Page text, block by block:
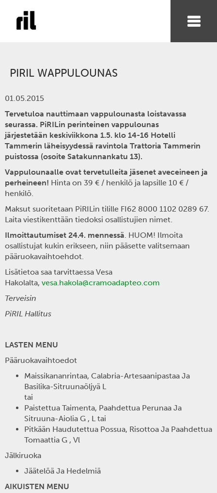
PIRIL WAPPULOUNAS
01.05.2015
Tervetuloa nauttimaan vappulounasta loistavassa
seurassa. PiRILin perinteinen vappulounas
järjestetään keskiviikkona 1.5. klo 14-16 Hotelli
Tammerin läheisyydessä ravintola Trattoria Tammerin
puistossa (osoite Satakunnankatu 13).
Vappulounaalle ovat tervetulleita jäsenet aveceineen ja
perheineen! Hinta on 39 € / henkilö ja lapsille 10 € /
henkilö.
Maksut suoritetaan PiRILin tilille FI62 8000 1102 0289 67.
Laita viestikenttään tiedoksi osallistujien nimet.
Ilmoittautumiset 24.4. mennessä. HUOM! Ilmoita
osallistujat kukin erikseen, niin pääsette valitsemaan
pääruokavaihtoehdot.
Lisätietoa saa tarvittaessa Vesa
Hakolalta, vesa.hakola@cramoadapteo.com
Terveisin
PiRIL Hallitus
LASTEN MENU
Pääruokavaihtoedot
Maissikananrintaa, Calabria-Artesaanipastaa Ja
Basilika-Sitruunaöljyä L
tai
Paistettua Taimenta, Paahdettua Perunaa Ja
Sitruuna-Aiolia G , L tai
Pitkään Haudutettua Possua, Risottoa Ja Paahdettua
Tomaattia G , Vl
Jälkiruoka
Jäätelöä Ja Hedelmiä
AIKUISTEN MENU